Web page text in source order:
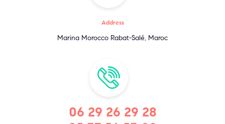
Address
Marina Morocco Rabat-Salé, Maroc
06 29 26 29 28